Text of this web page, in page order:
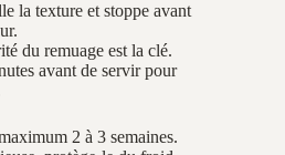
la texture et stoppe avant
du remuage est la clé.
avant de servir pour
2 à 3 semaines.